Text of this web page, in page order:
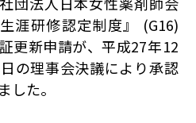
涯研修認定制度』 (G16)
更新申請が、平成27年12
の理事会決議により承認
した。